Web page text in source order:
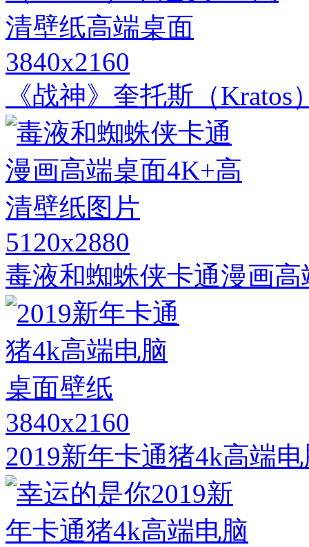
3840x2160
《战神》奎托斯（
5120x2880
毒液和蜘蛛侠卡通漫画
3840x2160
2019新年卡通猪4k高端